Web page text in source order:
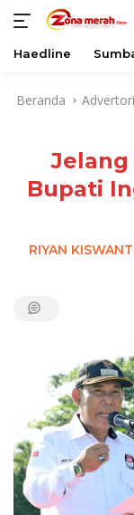
Haedline
Beranda
Jelang
Bupati
RIYAN